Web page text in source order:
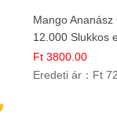
Mango Ananász
12.000 Slukkos
Cigaretta
Ft 3800.00
Eredeti ár： Ft